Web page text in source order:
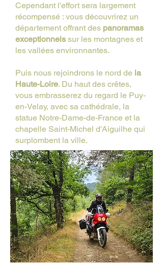
Cependant l'effort sera largement
récompensé : vous découvrirez un
département offrant des panoramas
exceptionnels sur les montagnes et
les vallées environnantes.
Puis nous rejoindrons le nord de la
Haute-Loire. Du haut des crêtes,
vous embrasserez du regard le Puy-
en-Velay, avec sa cathédrale, la
statue Notre-Dame-de-France et la
chapelle Saint-Michel d'Aiguilhe qui
surplombent la ville.